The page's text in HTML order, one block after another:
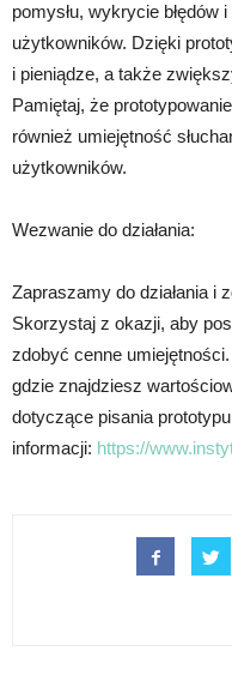
pomysłu, wykrycie błędów
użytkowników. Dzięki
i pieniądze, a także
Pamiętaj, że
również umiejętność
użytkowników.
Wezwanie do działania:
Zapraszamy do działania i
Skorzystaj z okazji, aby
zdobyć cenne
gdzie znajdziesz
dotyczące pisania
informacji: https://